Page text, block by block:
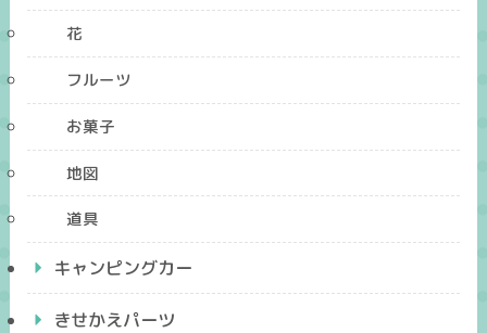
花
フルーツ
お菓子
地図
道具
キャンピングカー
きせかえパーツ